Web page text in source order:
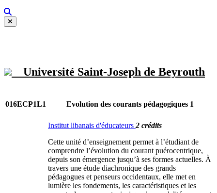
Université Saint-Joseph de Beyrouth
016ECP1L1 Evolution des courants pédagogiques 1
Institut libanais d'éducateurs 2 crédits
Cette unité d’enseignement permet à l’étudiant de
comprendre l’évolution du courant puérocentrique,
depuis son émergence jusqu’à ses formes actuelles. À
travers une étude diachronique des grands
pédagogues et penseurs occidentaux, elle met en
lumière les fondements, les caractéristiques et les